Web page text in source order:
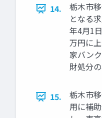
14.
栃木市
となる
年4月1
万円に
家バン
財処分
15.
栃木市
用に補